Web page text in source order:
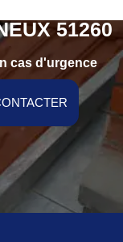
51260
cas d'urgence